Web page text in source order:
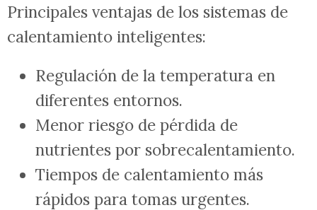
Principales ventajas de los sistemas de
calentamiento inteligentes:
Regulación de la temperatura en
diferentes entornos.
Menor riesgo de pérdida de
nutrientes por sobrecalentamiento.
Tiempos de calentamiento más
rápidos para tomas urgentes.